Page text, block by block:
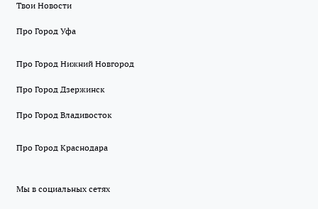
Твои Новости
Про Город Уфа
Про Город Нижний Новгород
Про Город Дзержинск
Про Город Владивосток
Про Город Краснодара
Мы в социальных сетях